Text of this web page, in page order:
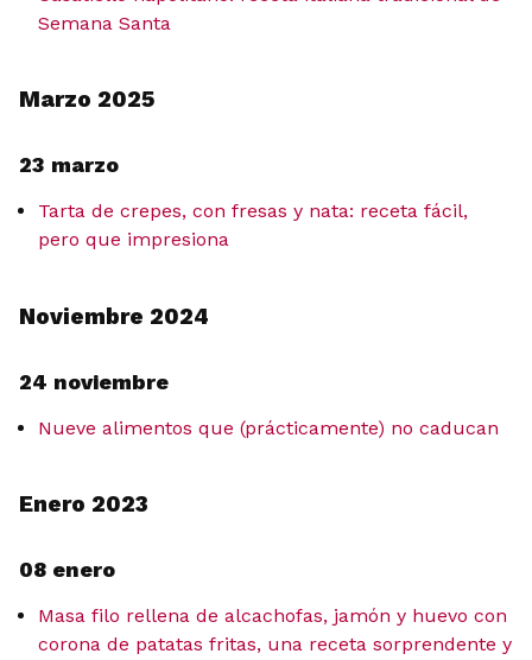
Semana Santa
Marzo 2025
23 marzo
Tarta de crepes, con fresas y nata: receta fácil,
pero que impresiona
Noviembre 2024
24 noviembre
Nueve alimentos que (prácticamente) no caducan
Enero 2023
08 enero
Masa filo rellena de alcachofas, jamón y huevo con
corona de patatas fritas, una receta sorprendente y